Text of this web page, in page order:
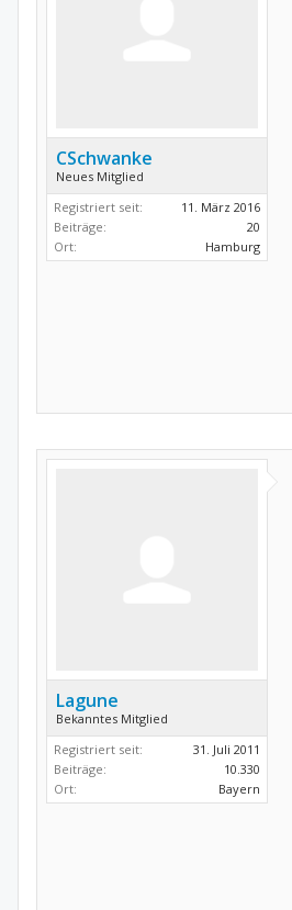
CSchwanke
Neues Mitglied
Registriert seit:
11. März 2016
Beiträge:
20
Ort:
Hamburg
Lagune
Bekanntes Mitglied
Registriert seit:
31. Juli 2011
Beiträge:
10.330
Ort:
Bayern